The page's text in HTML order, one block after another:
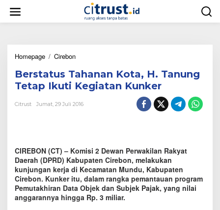
w
Homepage / Cirebon
r
s
t
a
t
h
a
n
a
n
K
Berstatus Tahanan Kota, H. Tanung
Tetap Ikuti Kegiatan Kunker
Citrust Jumat, 29 Juli 2016
CIREBON (CT) – Komisi 2 Dewan Perwakilan Rakyat
Daerah (DPRD) Kabupaten Cirebon, melakukan
kunjungan kerja di Kecamatan Mundu, Kabupaten
Cirebon. Kunker itu, dalam rangka pemantauan program
Pemutakhiran Data Objek dan Subjek Pajak, yang nilai
anggarannya hingga Rp. 3 miliar.